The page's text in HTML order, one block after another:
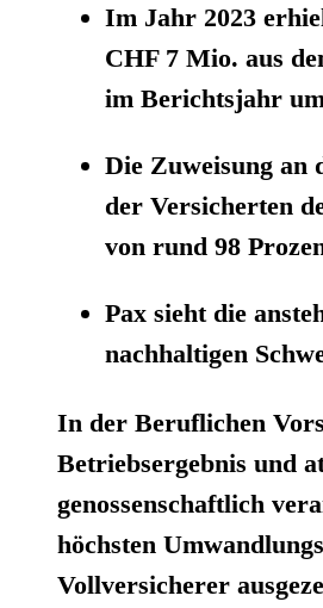
Im Jahr 2023
CHF 7 Mio. aus
im Berichtsjahr
Die Zuweisung an
der Versicherten
von rund 98
Pax sieht die
nachhaltigen
In der Beruflichen
Betriebsergebnis und
genossenschaftlich
höchsten
Vollversicherer